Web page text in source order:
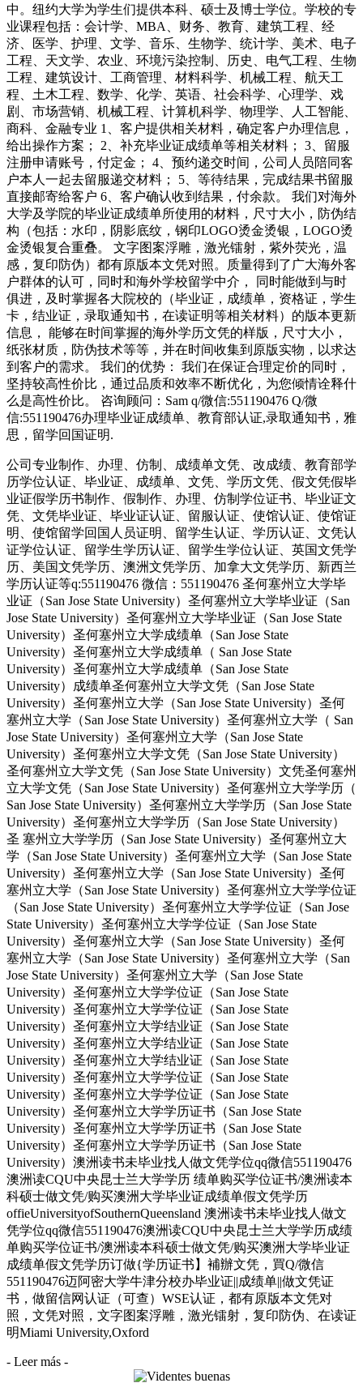
中。纽约大学为学生们提供本科、硕士及博士学位。学校的专
业课程包括：会计学、MBA、财务、教育、建筑工程、经
济、医学、护理、文学、音乐、生物学、统计学、美术、电子
工程、天文学、农业、环境污染控制、历史、电气工程、生物
工程、建筑设计、工商管理、材料科学、机械工程、航天工
程、土木工程、数学、化学、英语、社会科学、心理学、戏
剧、市场营销、机械工程、计算机科学、物理学、人工智能、
商科、金融专业 1、客户提供相关材料，确定客户办理信息，
给出操作方案； 2、补充毕业证成绩单等相关材料； 3、留服
注册申请账号，付定金； 4、预约递交时间，公司人员陪同客
户本人一起去留服递交材料； 5、等待结果，完成结果书留服
直接邮寄给客户 6、客户确认收到结果，付余款。 我们对海外
大学及学院的毕业证成绩单所使用的材料，尺寸大小，防伪结
构（包括：水印，阴影底纹，钢印LOGO烫金烫银，LOGO烫
金烫银复合重叠。 文字图案浮雕，激光镭射，紫外荧光，温
感，复印防伪）都有原版本文凭对照。质量得到了广大海外客
户群体的认可，同时和海外学校留学中介， 同时能做到与时
俱进，及时掌握各大院校的（毕业证，成绩单，资格证，学生
卡，结业证，录取通知书，在读证明等相关材料）的版本更新
信息， 能够在时间掌握的海外学历文凭的样版，尺寸大小，
纸张材质，防伪技术等等，并在时间收集到原版实物，以求达
到客户的需求。 我们的优势： 我们在保证合理定价的同时，
坚持较高性价比，通过品质和效率不断优化，为您倾情诠释什
么是高性价比。 咨询顾问：Sam q/微信:551190476 Q/微
信:551190476办理毕业证成绩单、教育部认证,录取通知书，雅
思，留学回国证明.
公司专业制作、办理、仿制、成绩单文凭、改成绩、教育部学
历学位认证、毕业证、成绩单、文凭、学历文凭、假文凭假毕
业证假学历书制作、假制作、办理、仿制学位证书、毕业证文
凭、文凭毕业证、毕业证认证、留服认证、使馆认证、使馆证
明、使馆留学回国人员证明、留学生认证、学历认证、文凭认
证学位认证、留学生学历认证、留学生学位认证、英国文凭学
历、美国文凭学历、澳洲文凭学历、加拿大文凭学历、新西兰
学历认证等q:551190476 微信：551190476 圣何塞州立大学毕
业证（San Jose State University）圣何塞州立大学毕业证（San
Jose State University）圣何塞州立大学毕业证（San Jose State
University）圣何塞州立大学成绩单（San Jose State
University）圣何塞州立大学成绩单（ San Jose State
University）圣何塞州立大学成绩单（San Jose State
University）成绩单圣何塞州立大学文凭（San Jose State
University）圣何塞州立大学（San Jose State University）圣何
塞州立大学（San Jose State University）圣何塞州立大学（ San
Jose State University）圣何塞州立大学（San Jose State
University）圣何塞州立大学文凭（San Jose State University）
圣何塞州立大学文凭（San Jose State University）文凭圣何塞州
立大学文凭（San Jose State University）圣何塞州立大学学历（
San Jose State University）圣何塞州立大学学历（San Jose State
University）圣何塞州立大学学历（San Jose State University）
圣 塞州立大学学历（San Jose State University）圣何塞州立大
学（San Jose State University）圣何塞州立大学（San Jose State
University）圣何塞州立大学（San Jose State University）圣何
塞州立大学（San Jose State University）圣何塞州立大学学位证
（San Jose State University）圣何塞州立大学学位证（San Jose
State University）圣何塞州立大学学位证（San Jose State
University）圣何塞州立大学（San Jose State University）圣何
塞州立大学（San Jose State University）圣何塞州立大学（San
Jose State University）圣何塞州立大学（San Jose State
University）圣何塞州立大学学位证（San Jose State
University）圣何塞州立大学学位证（San Jose State
University）圣何塞州立大学结业证（San Jose State
University）圣何塞州立大学结业证（San Jose State
University）圣何塞州立大学结业证（San Jose State
University）圣何塞州立大学学位证（San Jose State
University）圣何塞州立大学学位证（San Jose State
University）圣何塞州立大学学历证书（San Jose State
University）圣何塞州立大学学历证书（San Jose State
University）圣何塞州立大学学历证书（San Jose State
University）澳洲读书未毕业找人做文凭学位qq微信551190476
澳洲读CQU中央昆士兰大学学历 绩单购买学位证书/澳洲读本
科硕士做文凭/购买澳洲大学毕业证成绩单假文凭学历
offieUniversityofSouthernQueensland 澳洲读书未毕业找人做文
凭学位qq微信551190476澳洲读CQU中央昆士兰大学学历成绩
单购买学位证书/澳洲读本科硕士做文凭/购买澳洲大学毕业证
成绩单假文凭学历订做{学历证书】補辦文凭，買Q/微信
551190476迈阿密大学牛津分校办毕业证||成绩单||做文凭证
书，做留信网认证（可查）WSE认证，都有原版本文凭对
照，文凭对照，文字图案浮雕，激光镭射，复印防伪、在读证
明Miami University,Oxford
- Leer más -